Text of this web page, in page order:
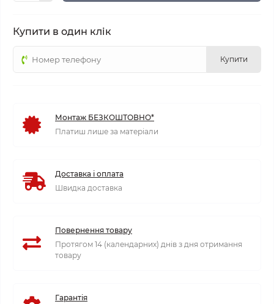
Купити в один клік
Купити
Монтаж БЕЗКОШТОВНО*
Платиш лише за матеріали
Доставка і оплата
Швидка доставка
Повернення товару
Протягом 14 (календарних) днів з дня отримання
товару
Гарантія